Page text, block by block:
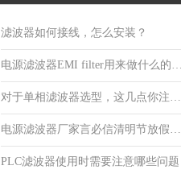
滤波器如何接线，怎么安装？
电源滤波器EMI filter用来做什么的，有什么用?
对于单相滤波器选型，这几点你注意到了吗?
电源滤波器厂家言必信清明节放假通知！
PLC滤波器使用时需要注意哪些问题